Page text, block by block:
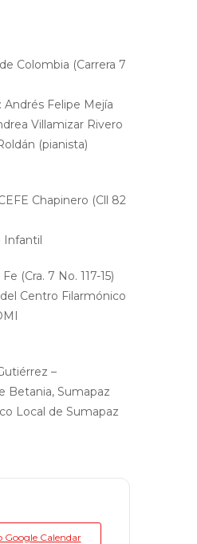
Colombia (Carrera 7
Andrés Felipe Mejía
Villamizar Rivero
(pianista)
Chapinero (Cll 82
Infantil
(Cra. 7 No. 117-15)
Centro Filarmónico
–
Betania, Sumapaz
Local de Sumapaz
Google Calendar